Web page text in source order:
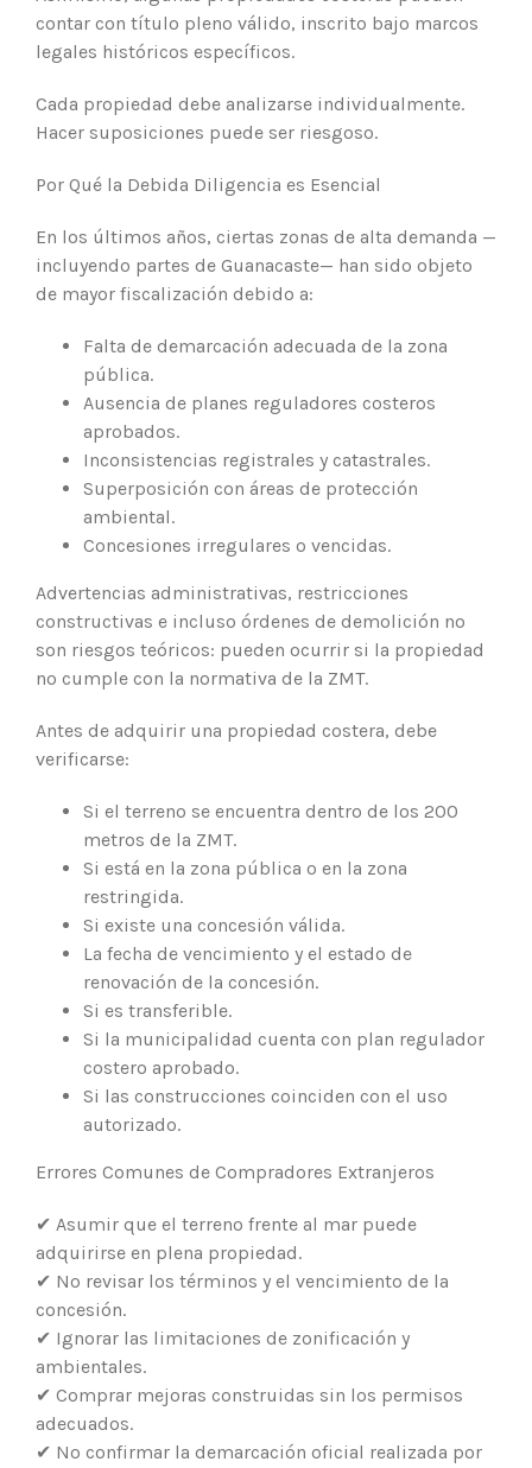
contar con título pleno válido, inscrito bajo marcos
legales históricos específicos.
Cada propiedad debe analizarse individualmente.
Hacer suposiciones puede ser riesgoso.
Por Qué la Debida Diligencia es Esencial
En los últimos años, ciertas zonas de alta demanda —
incluyendo partes de Guanacaste— han sido objeto
de mayor fiscalización debido a:
Falta de demarcación adecuada de la zona
pública.
Ausencia de planes reguladores costeros
aprobados.
Inconsistencias registrales y catastrales.
Superposición con áreas de protección
ambiental.
Concesiones irregulares o vencidas.
Advertencias administrativas, restricciones
constructivas e incluso órdenes de demolición no
son riesgos teóricos: pueden ocurrir si la propiedad
no cumple con la normativa de la ZMT.
Antes de adquirir una propiedad costera, debe
verificarse:
Si el terreno se encuentra dentro de los 200
metros de la ZMT.
Si está en la zona pública o en la zona
restringida.
Si existe una concesión válida.
La fecha de vencimiento y el estado de
renovación de la concesión.
Si es transferible.
Si la municipalidad cuenta con plan regulador
costero aprobado.
Si las construcciones coinciden con el uso
autorizado.
Errores Comunes de Compradores Extranjeros
✔ Asumir que el terreno frente al mar puede
adquirirse en plena propiedad.
✔ No revisar los términos y el vencimiento de la
concesión.
✔ Ignorar las limitaciones de zonificación y
ambientales.
✔ Comprar mejoras construidas sin los permisos
adecuados.
✔ No confirmar la demarcación oficial realizada por